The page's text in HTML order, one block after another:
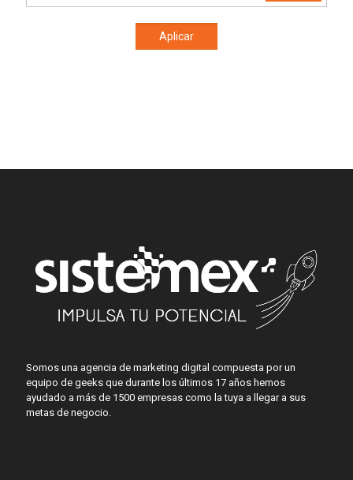
Aplicar
Somos una agencia de marketing digital compuesta por un
equipo de geeks que durante los últimos 17 años hemos
ayudado a más de 1500 empresas como la tuya a llegar a sus
metas de negocio.